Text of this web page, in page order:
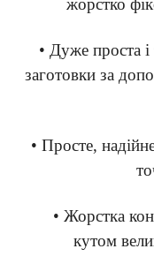
жорстко
• Дуже проста
заготовки за
• Просте,
• Жорстка
кутом